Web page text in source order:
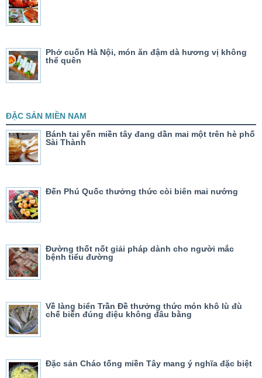
Phở cuốn Hà Nội, món ăn đậm dà hương vị không
thể quên
ĐẶC SẢN MIỀN NAM
Bánh tai yến miền tây đang dần mai một trên hè phố
Sài Thành
Đến Phú Quốc thưởng thức còi biên mai nướng
Đường thốt nốt giải pháp dành cho người mắc
bệnh tiểu đường
Về làng biển Trần Đề thưởng thức món khô lù đù
chế biến đúng điệu không đâu bằng
Đặc sản Cháo tống miền Tây mang ý nghĩa đặc biệt